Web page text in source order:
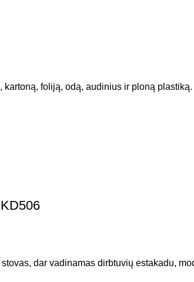
foliją, odą, audinius ir ploną plastiką.
dar vadinamas dirbtuvių estakadu,